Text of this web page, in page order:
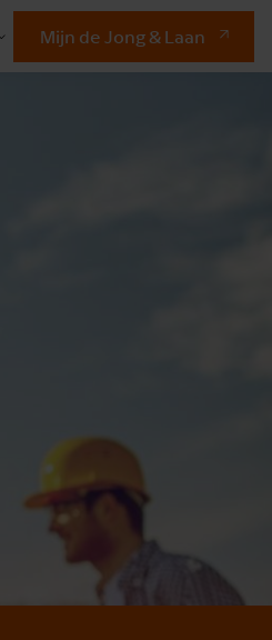
Mijn de Jong & Laan